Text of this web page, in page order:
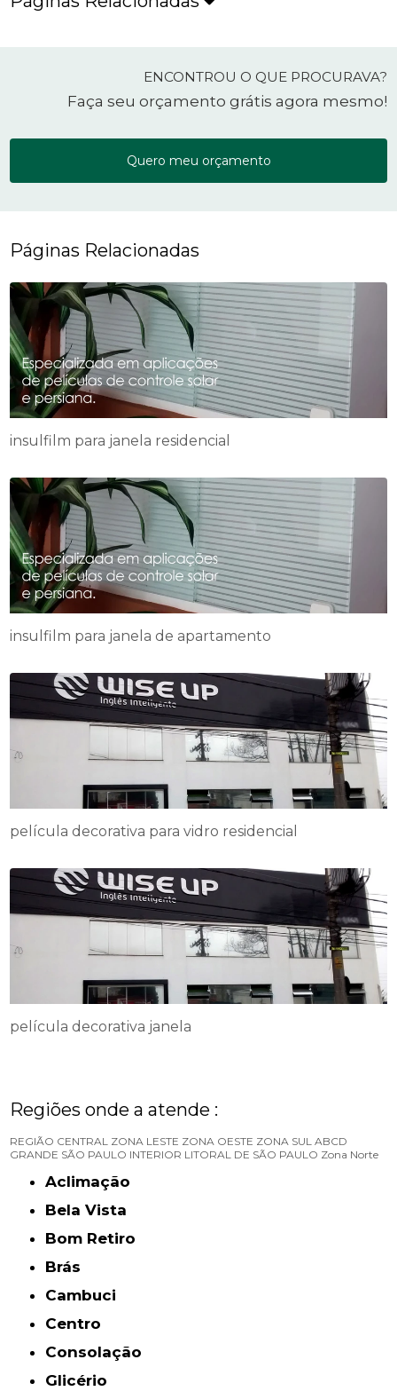
ENCONTROU O QUE PROCURAVA?
Faça seu orçamento grátis agora mesmo!
Quero meu orçamento
Páginas Relacionadas
insulfilm para janela residencial
insulfilm para janela de apartamento
película decorativa para vidro residencial
película decorativa janela
Regiões onde a atende :
REGIÃO CENTRAL ZONA LESTE ZONA OESTE ZONA SUL ABCD
GRANDE SÃO PAULO INTERIOR LITORAL DE SÃO PAULO Zona Norte
Aclimação
Bela Vista
Bom Retiro
Brás
Cambuci
Centro
Consolação
Glicério